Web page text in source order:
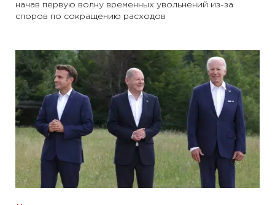
начав первую волну временных увольнений из-за
споров по сокращению расходов